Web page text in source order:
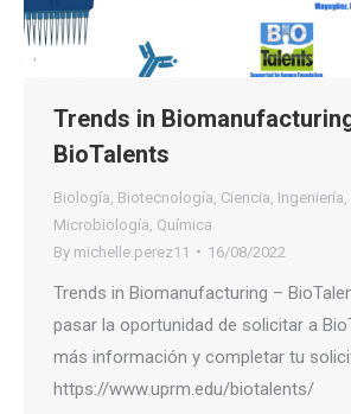
Trends in
BioTalents
Biología Biotecnología Ciencia Ingeniería
Microbiología Química
By michelle.perez11 16/08/2022
Trends in Biomanufacturing –
pasar la oportunidad de solicitar a
más información y completar tu
https://www.uprm.edu/biotalents/